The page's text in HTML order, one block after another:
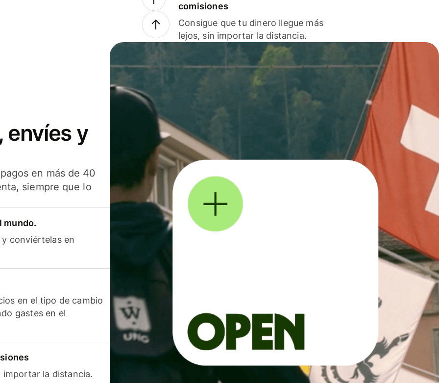
comisiones
Consigue que tu dinero llegue más
lejos, sin importar la distancia.
envíes y
en más de 40
siempre que lo
mundo.
conviértelas en
en el tipo de cambio
gastes en el
importar la distancia.